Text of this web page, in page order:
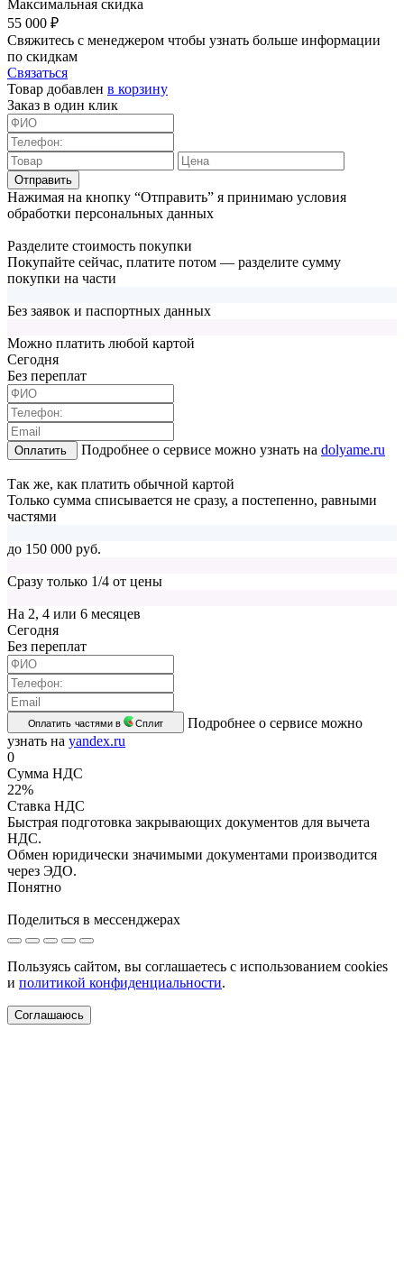
Максимальная скидка
55 000 ₽
Свяжитесь с менеджером чтобы узнать больше информации
по скидкам
Связаться
Товар добавлен в корзину
Заказ в один клик
Отправить
Нажимая на кнопку “Отправить” я принимаю условия
обработки персональных данных
Разделите стоимость покупки
Покупайте сейчас, платите потом — разделите сумму
покупки на части
Без заявок и паспортных данных
Можно платить любой картой
Cегодня
Без переплат
Оплатить Подробнее о сервисе можно узнать на dolyame.ru
Так же, как платить обычной картой
Только сумма списывается не сразу, а постепенно, равными
частями
до 150 000 руб.
Сразу только 1/4 от цены
На 2, 4 или 6 месяцев
Cегодня
Без переплат
Оплатить частями в Сплит
Подробнее о сервисе можно
узнать на yandex.ru
0
Сумма НДС
22%
Ставка НДС
Быстрая подготовка закрывающих документов для вычета
НДС.
Обмен юридически значимыми документами производится
через ЭДО.
Понятно
Поделиться в мессенджерах
Пользуясь сайтом, вы соглашаетесь с использованием cookies
и политикой конфиденциальности.
Соглашаюсь